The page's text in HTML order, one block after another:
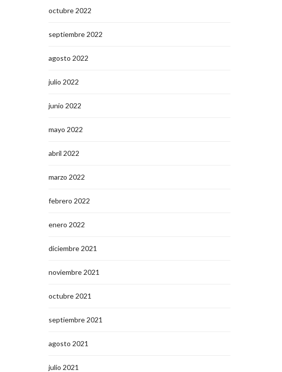
octubre 2022
septiembre 2022
agosto 2022
julio 2022
junio 2022
mayo 2022
abril 2022
marzo 2022
febrero 2022
enero 2022
diciembre 2021
noviembre 2021
octubre 2021
septiembre 2021
agosto 2021
julio 2021